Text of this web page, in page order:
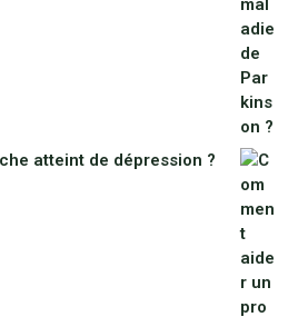
atteint de dépression ?